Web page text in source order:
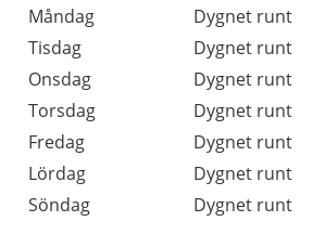
Dag
Öppettider
Kommentarer
Måndag
Dygnet runt
Tisdag
Dygnet runt
Onsdag
Dygnet runt
Torsdag
Dygnet runt
Fredag
Dygnet runt
Lördag
Dygnet runt
Söndag
Dygnet runt